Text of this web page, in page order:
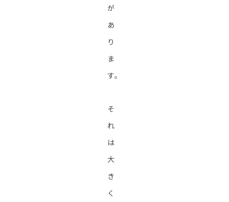
が
あ
り
ま
す。
そ
れ
は
大
き
く